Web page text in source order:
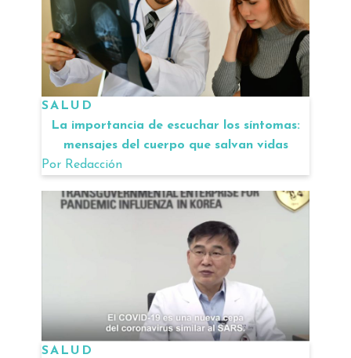
SALUD
La importancia de escuchar los síntomas:
mensajes del cuerpo que salvan vidas
Por Redacción
SALUD